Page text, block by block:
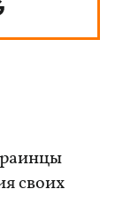
своих